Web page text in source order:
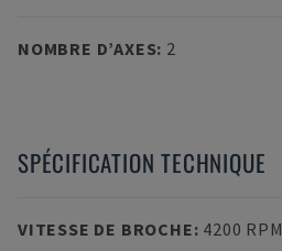
NOMBRE D’AXES: 2
SPÉCIFICATION TECHNIQUE
VITESSE DE BROCHE: 4200 RPM